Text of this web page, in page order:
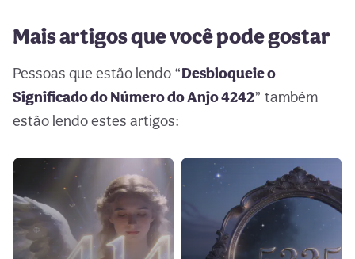
Mais artigos que você pode gostar
Pessoas que estão lendo “Desbloqueie o
Significado do Número do Anjo 4242” também
estão lendo estes artigos: